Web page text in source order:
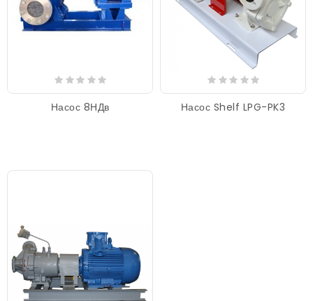
Насос 8НДв Насос Shelf LPG-PK3